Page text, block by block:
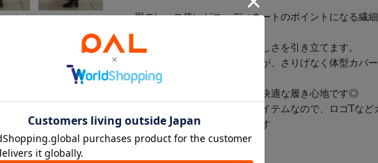
・裾のレース使いがコーディネートのポイントになる繊
ート
・ティアードデザインが女性らしさを引き立てます。
・裾に向かって広がるデザインが、さりげなく体型カバ
ン。
・ウエストはゴム仕様なので、快適な履き心地です◎
・華やかで甘めなフェミニンアイテムなので、ロゴTなど
のミックスコーデもおすすめです